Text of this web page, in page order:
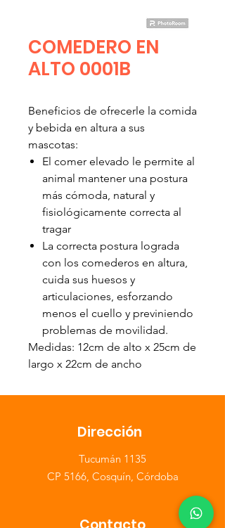
COMEDERO EN
ALTO 0001B
Beneficios de ofrecerle la comida
y bebida en altura a sus
mascotas:
El comer elevado le permite al
animal mantener una postura
más cómoda, natural y
fisiológicamente correcta al
tragar
La correcta postura lograda
con los comederos en altura,
cuida sus huesos y
articulaciones, esforzando
menos el cuello y previniendo
problemas de movilidad.
Medidas: 12cm de alto x 25cm de
largo x 22cm de ancho
Dirección
​Tucumán 1135
CP 5166, Cosquín, Córdoba